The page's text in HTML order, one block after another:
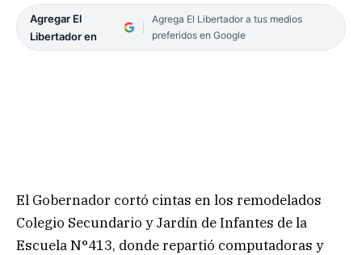
Agregar El
Libertador en
Agrega El Libertador a tus medios
preferidos en Google
El Gobernador cortó cintas en los remodelados
Colegio Secundario y Jardín de Infantes de la
Escuela N°413, donde repartió computadoras y